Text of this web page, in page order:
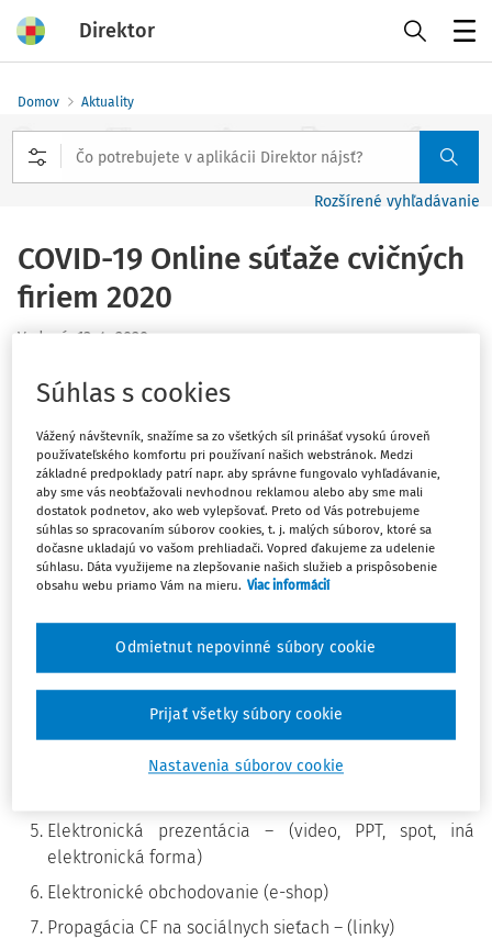
Direktor
Domov Aktuality
Rozšírené vyhľadávanie
COVID-19 Online súťaže cvičných
firiem 2020
Vydané 13. 4. 2020
Štátny inštitút odborného vzdelávania, odbor finančnej
gramotnosti a Slovenské centrum cvičných firiem (SCCF)
sa v čase zatvorených škôl rozhodol vyhlásiť súťaže
cvičných firiem online.
Súťaže cvičných firiem budú prebiehať od 14.04.2020 v
týchto kategóriách:
Slogan – (elektronický text alebo vo formáte JPG)
PowerPoint alebo „screen“ obrazovky licencovaných
programov: Adobe Creative Suite, Corel Draw…)
Vizitka – (elektronická – kvalitný sken, minimálne 300
Elektronická prezentácia – (video, PPT, spot, iná
elektronická forma)
Elektronické obchodovanie (e-shop)
Propagácia CF na sociálnych sieťach – (linky)
Súhlas s cookies
Vážený návštevník, snažíme sa zo všetkých síl prinášať vysokú úroveň
používateľského komfortu pri používaní našich webstránok. Medzi
základné predpoklady patrí napr. aby správne fungovalo vyhľadávanie,
aby sme vás neobťažovali nevhodnou reklamou alebo aby sme mali
dostatok podnetov, ako web vylepšovať. Preto od Vás potrebujeme
súhlas so spracovaním súborov cookies, t. j. malých súborov, ktoré sa
dočasne ukladajú vo vašom prehliadači. Vopred ďakujeme za udelenie
súhlasu. Dáta využijeme na zlepšovanie našich služieb a prispôsobenie
obsahu webu priamo Vám na mieru. Viac informácií
Nastavenia súborov cookie
Odmietnut nepovinné súbory cookie
Prijať všetky súbory cookie